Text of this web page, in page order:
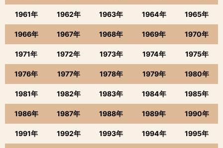
1961年 1962年 1963年 1964年 1965年
1966年 1967年 1968年 1969年 1970年
1971年 1972年 1973年 1974年 1975年
1976年 1977年 1978年 1979年 1980年
1981年 1982年 1983年 1984年 1985年
1986年 1987年 1988年 1989年 1990年
1991年 1992年 1993年 1994年 1995年